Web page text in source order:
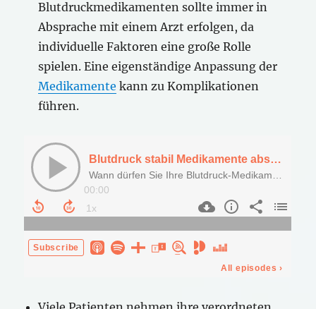
Blutdruckmedikamenten sollte immer in
Absprache mit einem Arzt erfolgen, da
individuelle Faktoren eine große Rolle
spielen. Eine eigenständige Anpassung der
Medikamente kann zu Komplikationen
führen.